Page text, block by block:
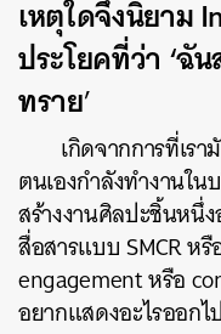
เหตุใดจึงนิยาม
ประโยคที่ว่า ‘ฉั
ทราย’
เกิดจากการที่เร
ตนเองกำลังทำงานใ
สร้างงานศิลปะชิ้นหนึ่
สื่อสารแบบ SMCR ห
engagement หรือ
อยากแสดงอะไรออกไ